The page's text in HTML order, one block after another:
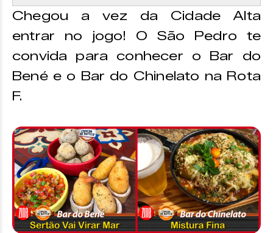
Chegou a vez da Cidade Alta
entrar no jogo! O São Pedro te
convida para conhecer o Bar do
Bené e o Bar do Chinelato na Rota
F.